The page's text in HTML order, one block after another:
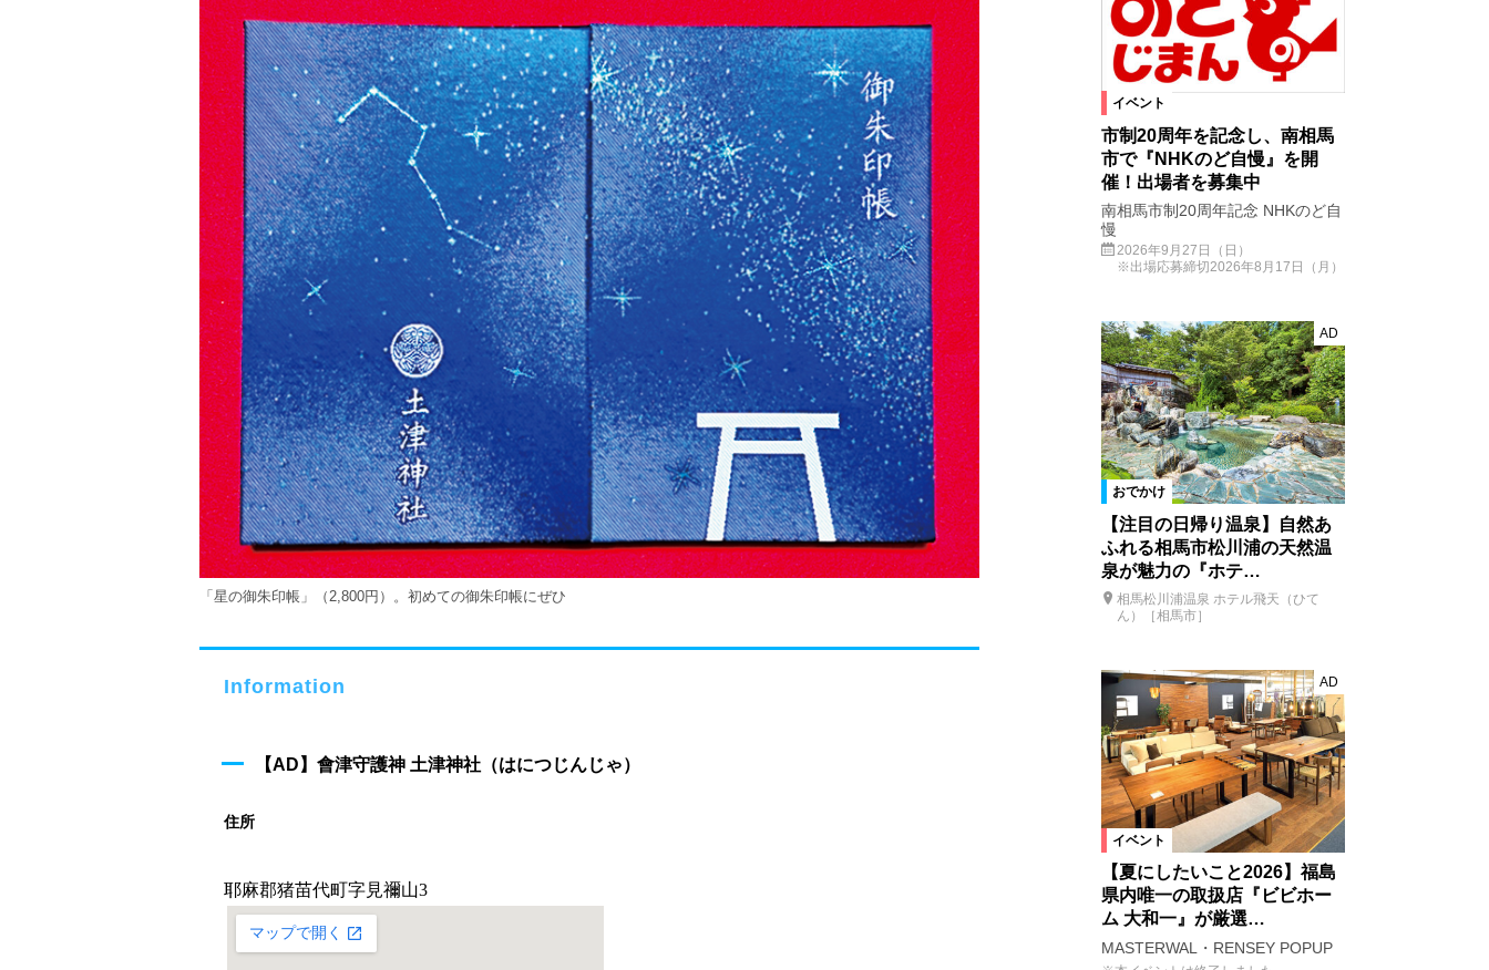
「星の御朱印帳」（2,800円）。初めての御朱印帳にぜひ
Information
【AD】會津守護神 土津神社（はにつじんじゃ）
住所
イベント
市制20周年を記念し、南相馬
市で『NHKのど自慢』を開
催！出場者を募集中
南相馬市制20周年記念 NHKのど自
慢
2026年9月27日（日）
※出場応募締切2026年8月17日（月）
おでかけ
AD
【注目の日帰り温泉】自然あ
ふれる相馬市松川浦の天然温
泉が魅力の『ホテ…
相馬松川浦温泉 ホテル飛天（ひて
ん）［相馬市］
イベント
AD
【夏にしたいこと2026】福島
県内唯一の取扱店『ビビホー
ム 大和一』が厳選…
MASTERWAL・RENSEY POPUP